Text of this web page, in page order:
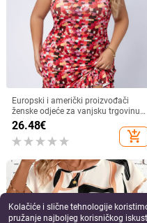
Europski i američki proizvođači
ženske odjeće za vanjsku trgovinu -
visokokvalitetna haljina s
naramenicama od špageta,
rastezljiva i udobna, s nabranim
veličine
26.48€
add_shopping_cart
Kolačiće i slične tehnologije
pružanje najboljeg korisničkog